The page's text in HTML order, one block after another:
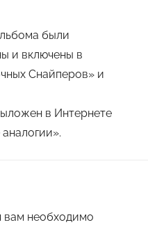
были
и включены в
Снайперов» и
в Интернете
вам необходимо